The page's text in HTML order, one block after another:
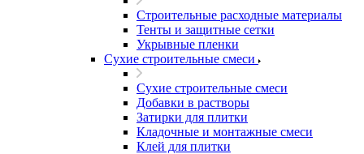
Строительные расходные материалы
Тенты и защитные сетки
Укрывные пленки
Сухие строительные смеси
Сухие строительные смеси
Добавки в растворы
Затирки для плитки
Кладочные и монтажные смеси
Клей для плитки